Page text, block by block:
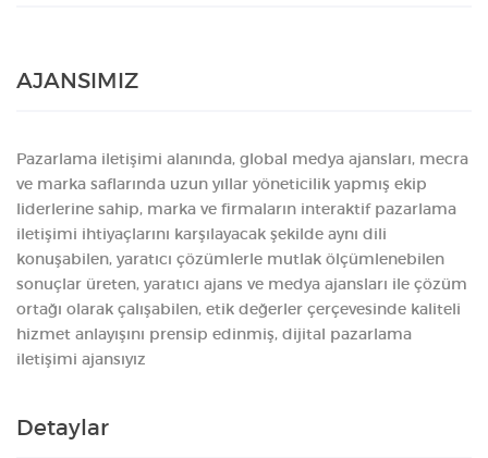
AJANSIMIZ
Pazarlama iletişimi alanında, global medya ajansları, mecra
ve marka saflarında uzun yıllar yöneticilik yapmış ekip
liderlerine sahip, marka ve firmaların interaktif pazarlama
iletişimi ihtiyaçlarını karşılayacak şekilde aynı dili
konuşabilen, yaratıcı çözümlerle mutlak ölçümlenebilen
sonuçlar üreten, yaratıcı ajans ve medya ajansları ile çözüm
ortağı olarak çalışabilen, etik değerler çerçevesinde kaliteli
hizmet anlayışını prensip edinmiş, dijital pazarlama
iletişimi ajansıyız
Detaylar